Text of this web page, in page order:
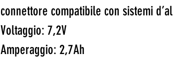
connettore compatibile con sistemi
Voltaggio: 7,2V
Amperaggio: 2,7Ah